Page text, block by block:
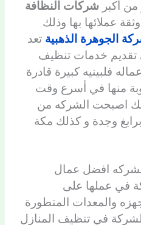
من أكبر شركات النظافة
عملائها بها وذلك
الجوهرة الذهبية تعد
تقديم خدمات تنظيف
فلبينيه كبيرة قادرة
منها في أسرع وقت
اصبحت الشركه من
وجدة و كذلك مكة
افضل عمال
في عملها على
والمعدات المتطورة
في تنظيف المنازل